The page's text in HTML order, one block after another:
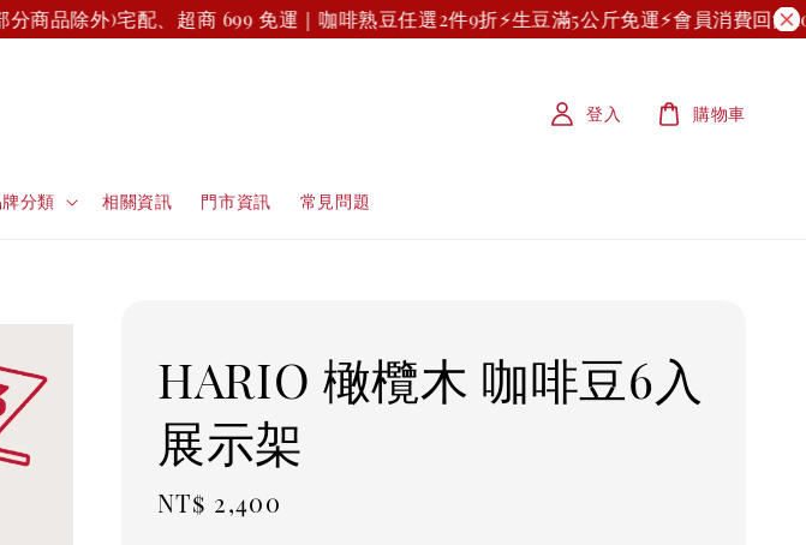
品除外)宅配、超商 699 免運｜咖啡熟豆任選2件9折⚡生豆滿5公斤免運⚡會員消費回饋
分類 相關資訊 門市資訊 常見問題
登入 購物車
HARIO 橄欖木 咖啡豆6入
展示架
Regular
NT$ 2,400